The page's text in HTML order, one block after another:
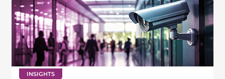
INSIGHTS